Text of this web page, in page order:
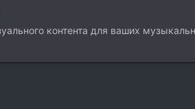
контента для ваших